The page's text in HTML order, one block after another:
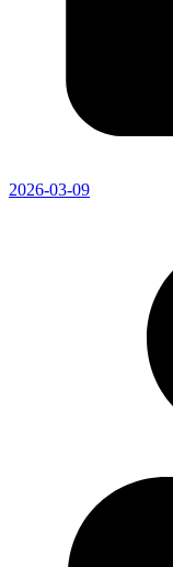
2026-03-09